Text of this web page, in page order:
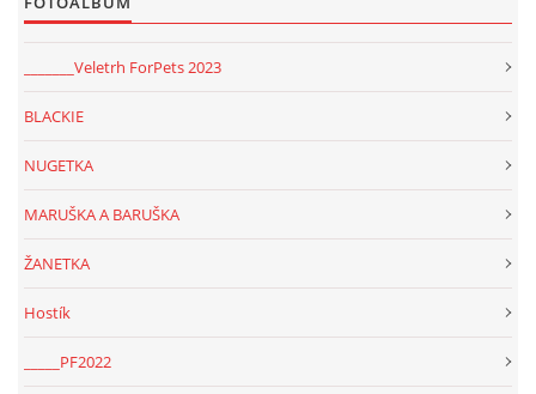
_______Veletrh ForPets 2023
BLACKIE
NUGETKA
MARUŠKA A BARUŠKA
ŽANETKA
Hostík
_____PF2022